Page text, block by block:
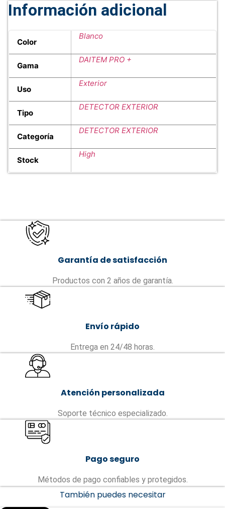
Información adicional
Color
Blanco
Gama
DAITEM PRO +
Uso
Exterior
Tipo
DETECTOR EXTERIOR
Categoría
DETECTOR EXTERIOR
Stock
High
Garantía de satisfacción
Productos con 2 años de garantía.
Envío rápido
Entrega en 24/48 horas.
Atención personalizada
Soporte técnico especializado.
Pago seguro
Métodos de pago confiables y protegidos.
También puedes necesitar